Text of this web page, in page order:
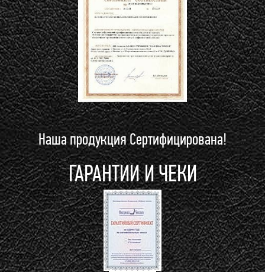
Наша продукция Сертифицирована!
ГАРАНТИИ И ЧЕКИ